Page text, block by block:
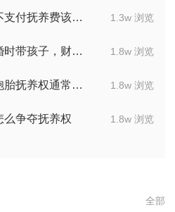
离婚后对方不支付抚养费该如何做
男方父母离婚时带孩子，财产如何判
夫妻离婚双胞胎抚养权通常会怎么判
养父与生母怎么争夺抚养权
全部